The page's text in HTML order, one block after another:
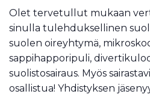
Olet tervetullut mukaan
sinulla tulehduksellinen
suolen oireyhtymä,
sappihapporipuli,
suolistosairaus. Myös
osallistua! Yhdistyksen